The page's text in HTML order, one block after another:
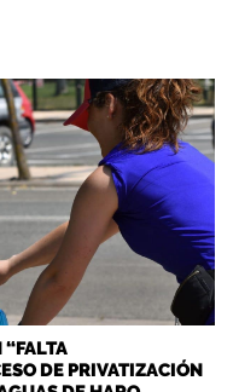
“FALTA
DE PRIVATIZACIÓN